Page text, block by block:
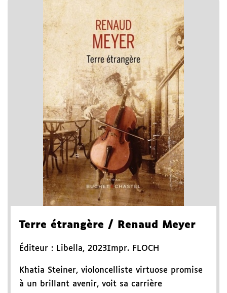
Terre étrangère / Renaud Meyer
Éditeur : Libella, 2023Impr. FLOCH
Khatia Steiner, violoncelliste virtuose promise
à un brillant avenir, voit sa carrière